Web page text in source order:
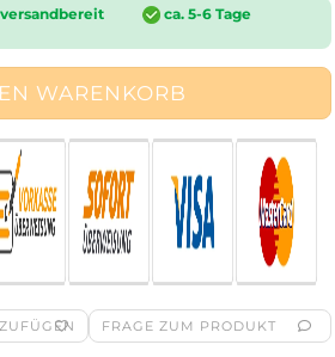
ca. 5-6 Tage
FRAGE ZUM PRODUKT